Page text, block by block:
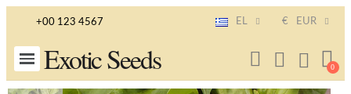
+00 123 4567 EL € EUR
Exotic Seeds